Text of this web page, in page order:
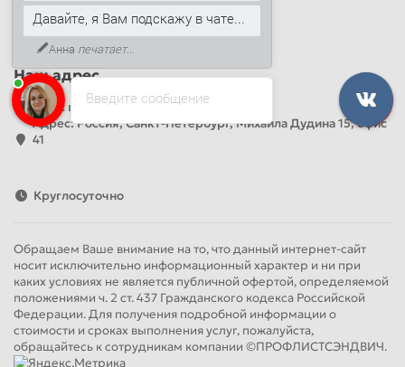
+7 (499) 444-14-71
info@sandwichpanelsvspb.ru
Наш адрес
Офис продаж
Адрес: Россия, Санкт-Петербург, Михаила Дудина 15, офис
41
Круглосуточно
Обращаем Ваше внимание на то, что данный интернет-сайт
носит исключительно информационный характер и ни при
каких условиях не является публичной офертой, определяемой
положениями ч. 2 ст. 437 Гражданского кодекса Российской
Федерации. Для получения подробной информации о
стоимости и сроках выполнения услуг, пожалуйста,
обращайтесь к сотрудникам компании ©ПРОФЛИСТСЭНДВИЧ.
Введите сообщение
Давайте, я Вам подскажу в чате...
Анна печатает...